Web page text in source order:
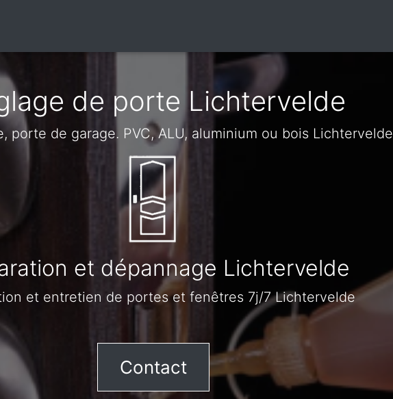
de porte Lichtervelde
porte de garage. PVC, ALU, aluminium ou bois Lichtervelde
et dépannage Lichtervelde
et entretien de portes et fenêtres 7j/7 Lichtervelde
Contact